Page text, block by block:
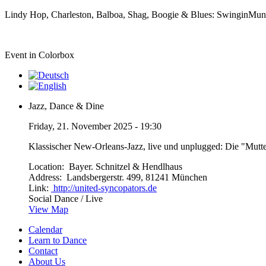
Lindy Hop, Charleston, Balboa, Shag, Boogie & Blues:
Event in Colorbox
Jazz, Dance & Dine
Friday, 21. November 2025 - 19:30
Klassischer New-Orleans-Jazz, live und unplugged: Die
Location: Bayer. Schnitzel & Hendlhaus
Address: Landsbergerstr. 499, 81241 München
Link: http://united-syncopators.de
Social Dance / Live
View Map
Calendar
Learn to Dance
Contact
About Us